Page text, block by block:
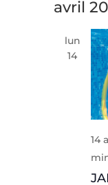
avril
lun
14
14